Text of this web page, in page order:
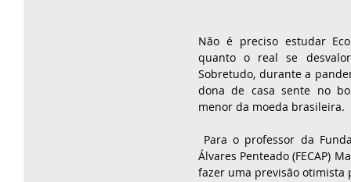
Não é preciso estudar
quanto o real se
Sobretudo, durante a
dona de casa sente no
menor da moeda brasileira.
Álvares Penteado (FECAP)
fazer uma previsão otimista